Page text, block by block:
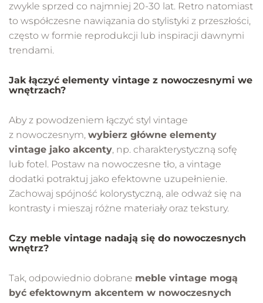
zwykle sprzed co najmniej 20-30 lat. Retro natomiast
to współczesne nawiązania do stylistyki z przeszłości,
często w formie reprodukcji lub inspiracji dawnymi
trendami.
Jak łączyć elementy vintage z nowoczesnymi we
wnętrzach?
Aby z powodzeniem łączyć styl vintage
z nowoczesnym, wybierz główne elementy
vintage jako akcenty, np. charakterystyczną sofę
lub fotel. Postaw na nowoczesne tło, a vintage
dodatki potraktuj jako efektowne uzupełnienie.
Zachowaj spójność kolorystyczną, ale odważ się na
kontrasty i mieszaj różne materiały oraz tekstury.
Czy meble vintage nadają się do nowoczesnych
wnętrz?
Tak, odpowiednio dobrane meble vintage mogą
być efektownym akcentem w nowoczesnych